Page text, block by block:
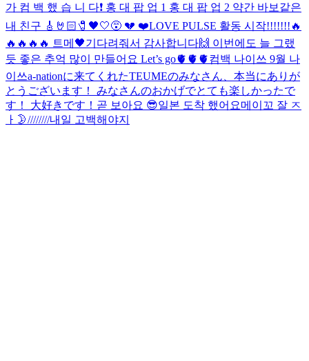
가 컴 백 했 습 니 다❗️ 홍 대 팝 업 1 홍 대 팝 업 2 약간 바보같은
내 친구 🎸🤘🏻🧷🖤🤍😵 💔 ❤️LOVE PULSE 활동 시작!!!!!!!🔥
🔥🔥🔥🔥 트메🖤기다려줘서 감사합니다🙌 이번에도 늘 그랬
듯 좋은 추억 많이 만들어요 Let’s go🫀🫀🫀컴백 나이쓰 9월 나
이쓰a-nationに来てくれたTEUMEのみなさん、本当にありが
とうございます！ みなさんのおかげでとても楽しかったで
す！ 大好きです！ 곧 보아요 😎일본 도착 했어요메이꼬 잘 ㅈ
ㅏ🌛////////내일 고백해야지